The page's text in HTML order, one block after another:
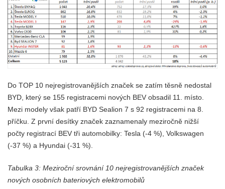
Do TOP 10 nejregistrovanějších značek se zatím těsně nedostal
BYD, který se 155 registracemi nových BEV obsadil 11. místo.
Mezi modely však patří BYD Sealion 7 s 92 registracemi na 8.
příčku. Z první desítky značek zaznamenaly meziročně nižší
počty registrací BEV tři automobilky: Tesla (-4 %), Volkswagen
(-37 %) a Hyundai (-31 %).
Tabulka 3: Meziroční srovnání 10 nejregistrovanějších značek
nových osobních bateriových elektromobilů